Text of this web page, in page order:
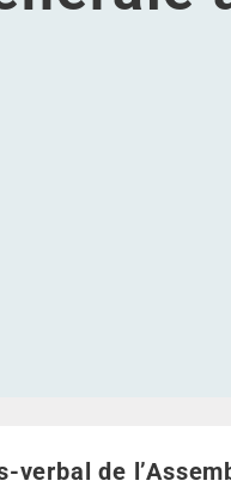
et
Extraordinaire et
Extraordinaire
Générale
verbal de